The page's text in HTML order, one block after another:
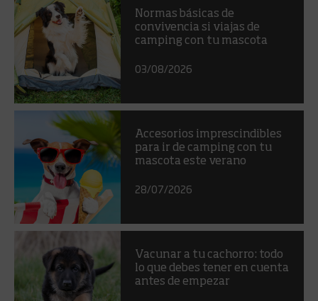
Normas básicas de
convivencia si viajas de
camping con tu mascota
03/08/2026
Accesorios imprescindibles
para ir de camping con tu
mascota este verano
28/07/2026
Vacunar a tu cachorro: todo
lo que debes tener en cuenta
antes de empezar